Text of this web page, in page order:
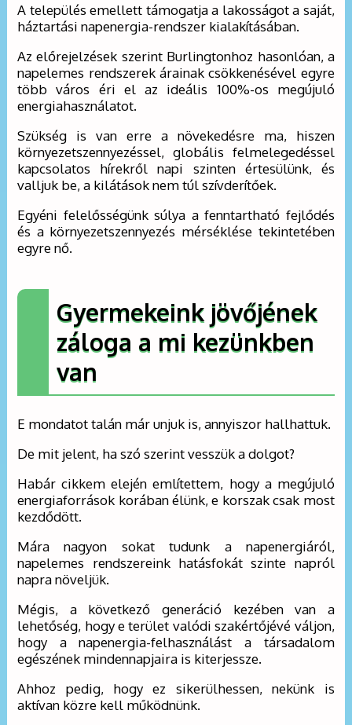
A település emellett támogatja a lakosságot a saját,
háztartási napenergia-rendszer kialakításában.
Az előrejelzések szerint Burlingtonhoz hasonlóan, a
napelemes rendszerek árainak csökkenésével egyre
több város éri el az ideális 100%-os megújuló
energiahasználatot.
Szükség is van erre a növekedésre ma, hiszen
környezetszennyezéssel, globális felmelegedéssel
kapcsolatos hírekről napi szinten értesülünk, és
valljuk be, a kilátások nem túl szívderítőek.
Egyéni felelősségünk súlya a fenntartható fejlődés
és a környezetszennyezés mérséklése tekintetében
egyre nő.
Gyermekeink jövőjének
záloga a mi kezünkben
van
E mondatot talán már unjuk is, annyiszor hallhattuk.
De mit jelent, ha szó szerint vesszük a dolgot?
Habár cikkem elején említettem, hogy a megújuló
energiaforrások korában élünk, e korszak csak most
kezdődött.
Mára nagyon sokat tudunk a napenergiáról,
napelemes rendszereink hatásfokát szinte napról
napra növeljük.
Mégis, a következő generáció kezében van a
lehetőség, hogy e terület valódi szakértőjévé váljon,
hogy a napenergia-felhasználást a társadalom
egészének mindennapjaira is kiterjessze.
Ahhoz pedig, hogy ez sikerülhessen, nekünk is
aktívan közre kell működnünk.